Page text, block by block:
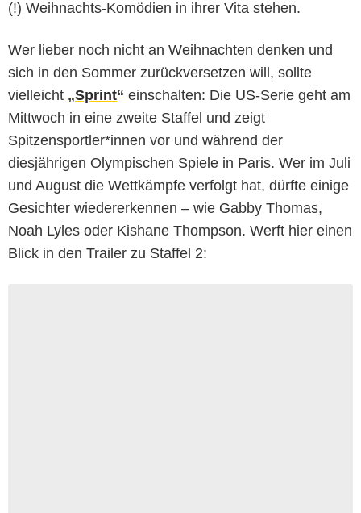
(!) Weihnachts-Komödien in ihrer Vita stehen.
Wer lieber noch nicht an Weihnachten denken und
sich in den Sommer zurückversetzen will, sollte
vielleicht „Sprint“ einschalten: Die US-Serie geht am
Mittwoch in eine zweite Staffel und zeigt
Spitzensportler*innen vor und während der
diesjährigen Olympischen Spiele in Paris. Wer im Juli
und August die Wettkämpfe verfolgt hat, dürfte einige
Gesichter wiedererkennen – wie Gabby Thomas,
Noah Lyles oder Kishane Thompson. Werft hier einen
Blick in den Trailer zu Staffel 2: